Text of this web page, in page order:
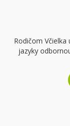
Rodičom
jazyky